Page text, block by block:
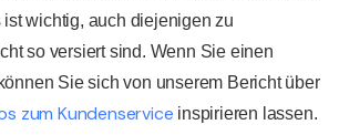
wichtig, auch diejenigen zu
so versiert sind. Wenn Sie einen
Sie sich von unserem Bericht über
zum Kundenservice inspirieren lassen.